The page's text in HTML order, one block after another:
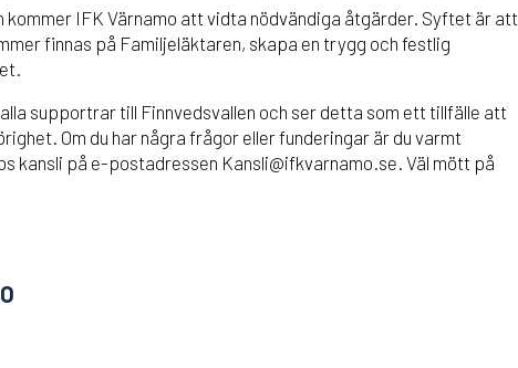
kommer IFK Värnamo att vidta nödvändiga åtgärder. Syftet är att
finnas på Familjeläktaren, skapa en trygg och festlig
supportrar till Finnvedsvallen och ser detta som ett tillfälle att
Om du har några frågor eller funderingar är du varmt
kansli på e-postadressen Kansli@ifkvarnamo.se. Väl mött på